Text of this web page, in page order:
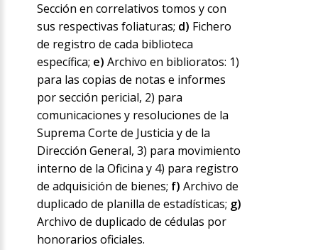
Sección en correlativos tomos y con
sus respectivas foliaturas; d) Fichero
de registro de cada biblioteca
específica; e) Archivo en biblioratos: 1)
para las copias de notas e informes
por sección pericial, 2) para
comunicaciones y resoluciones de la
Suprema Corte de Justicia y de la
Dirección General, 3) para movimiento
interno de la Oficina y 4) para registro
de adquisición de bienes; f) Archivo de
duplicado de planilla de estadísticas; g)
Archivo de duplicado de cédulas por
honorarios oficiales.